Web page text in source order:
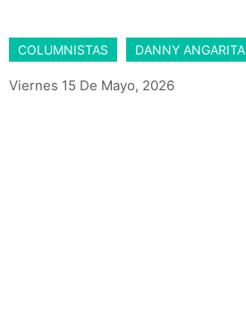
COLUMNISTAS DANNY ANGARITA
Viernes 15 De Mayo, 2026